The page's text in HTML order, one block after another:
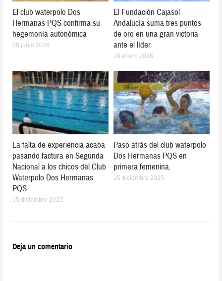
El club waterpolo Dos
Hermanas PQS confirma su
hegemonía autonómica
08 junio 2026
El Fundación Cajasol
Andalucía suma tres puntos
de oro en una gran victoria
ante el líder
19 enero 2026
La falta de experiencia acaba
pasando factura en Segunda
Nacional a los chicos del Club
Waterpolo Dos Hermanas
PQS
15 diciembre 2025
Paso atrás del club waterpolo
Dos Hermanas PQS en
primera femenina.
15 diciembre 2025
Deja un comentario